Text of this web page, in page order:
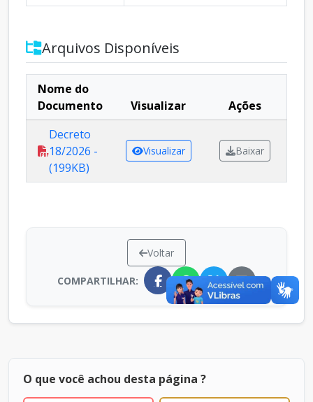
Arquivos Disponíveis
Nome do
Documento
Visualizar
Ações
Decreto
18/2026 -
(199KB)
Visualizar Baixar
Voltar
COMPARTILHAR:
O que você achou desta página ?